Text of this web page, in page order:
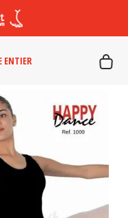
ENTIER